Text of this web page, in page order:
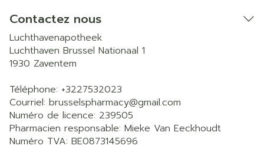
Contactez nous
Luchthavenapotheek
Luchthaven Brussel Nationaal 1
1930 Zaventem
Téléphone: +3227532023
Courriel: brusselspharmacy@gmail.com
Numéro de licence: 239505
Pharmacien responsable: Mieke Van Eeckhoudt
Numéro TVA: BE0873145696